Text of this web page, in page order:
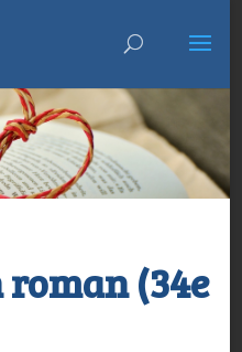
roman (34e